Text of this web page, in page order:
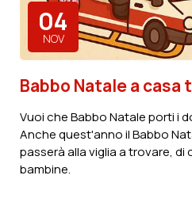
04
NOV
Babbo Natale a casa
Vuoi che Babbo Natale porti i
Anche quest'anno il Babbo
passerà alla viglia a trovare, di
bambine.